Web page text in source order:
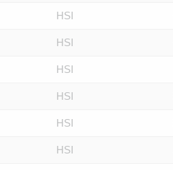
HSI
HSI
HSI
HSI
HSI
HSI